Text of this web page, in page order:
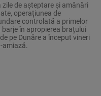
zile de așteptare și amânări
operațiunea de
controlată a primelor
barje în apropierea brațului
pe Dunăre a început vineri
amiază.